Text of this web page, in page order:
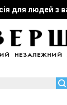
для людей з